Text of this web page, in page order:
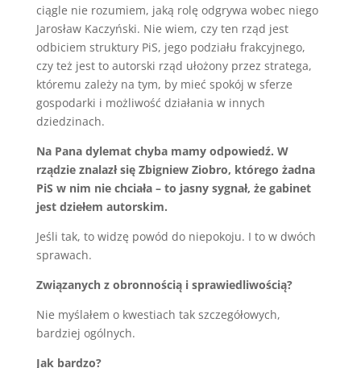
ciągle nie rozumiem, jaką rolę odgrywa wobec niego
Jarosław Kaczyński. Nie wiem, czy ten rząd jest
odbiciem struktury PiS, jego podziału frakcyjnego,
czy też jest to autorski rząd ułożony przez stratega,
któremu zależy na tym, by mieć spokój w sferze
gospodarki i możliwość działania w innych
dziedzinach.
Na Pana dylemat chyba mamy odpowiedź. W
rządzie znalazł się Zbigniew Ziobro, którego żadna
PiS w nim nie chciała – to jasny sygnał, że gabinet
jest dziełem autorskim.
Jeśli tak, to widzę powód do niepokoju. I to w dwóch
sprawach.
Związanych z obronnością i sprawiedliwością?
Nie myślałem o kwestiach tak szczegółowych,
bardziej ogólnych.
Jak bardzo?